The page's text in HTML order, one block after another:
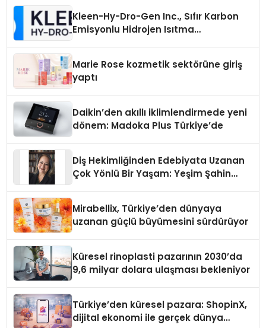
Kleen-Hy-Dro-Gen Inc., Sıfır Karbon
Emisyonlu Hidrojen Isıtma
Marie Rose kozmetik sektörüne giriş
yaptı
Daikin’den akıllı iklimlendirmede yeni
dönem: Madoka Plus Türkiye’de
Diş Hekimliğinden Edebiyata Uzanan
Çok Yönlü Bir Yaşam: Yeşim Şahin
Mirabellix, Türkiye’den dünyaya
uzanan güçlü büyümesini sürdürüyor
Küresel rinoplasti pazarının 2030’da
9,6 milyar dolara ulaşması bekleniyor
Türkiye’den küresel pazara: ShopinX,
dijital ekonomi ile gerçek dünya